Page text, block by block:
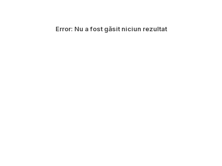
Error: Nu a fost găsit niciun rezultat